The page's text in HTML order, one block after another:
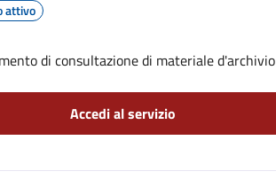
attivo
di consultazione di materiale d'archivio
Accedi al servizio